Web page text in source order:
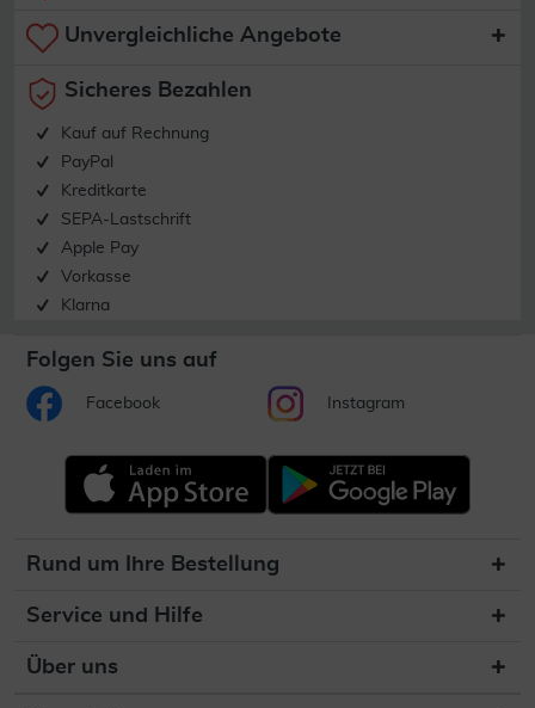
Unvergleichliche Angebote
Sicheres Bezahlen
Kauf auf Rechnung
PayPal
Kreditkarte
SEPA-Lastschrift
Apple Pay
Vorkasse
Klarna
Folgen Sie uns auf
Facebook Instagram
Rund um Ihre Bestellung
Service und Hilfe
Über uns